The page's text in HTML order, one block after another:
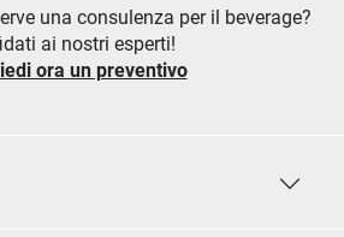
una consulenza per il beverage?
ai nostri esperti!
ora un preventivo